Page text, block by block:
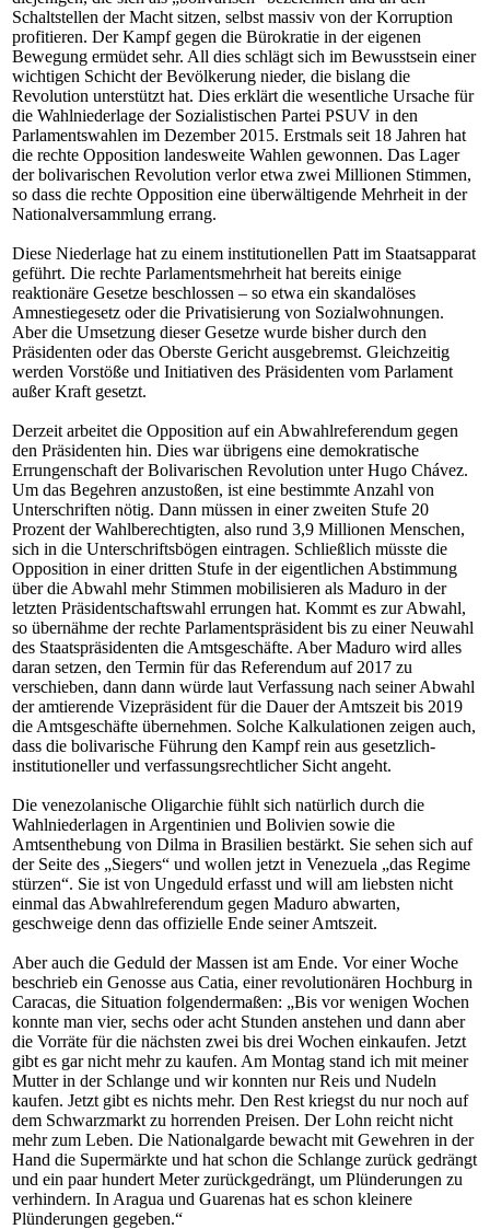
Schaltstellen der Macht sitzen, selbst massiv von der Korruption
profitieren. Der Kampf gegen die Bürokratie in der eigenen
Bewegung ermüdet sehr. All dies schlägt sich im Bewusstsein einer
wichtigen Schicht der Bevölkerung nieder, die bislang die
Revolution unterstützt hat. Dies erklärt die wesentliche Ursache für
die Wahlniederlage der Sozialistischen Partei PSUV in den
Parlamentswahlen im Dezember 2015. Erstmals seit 18 Jahren hat
die rechte Opposition landesweite Wahlen gewonnen. Das Lager
der bolivarischen Revolution verlor etwa zwei Millionen Stimmen,
so dass die rechte Opposition eine überwältigende Mehrheit in der
Nationalversammlung errang.
Diese Niederlage hat zu einem institutionellen Patt im Staatsapparat
geführt. Die rechte Parlamentsmehrheit hat bereits einige
reaktionäre Gesetze beschlossen – so etwa ein skandalöses
Amnestiegesetz oder die Privatisierung von Sozialwohnungen.
Aber die Umsetzung dieser Gesetze wurde bisher durch den
Präsidenten oder das Oberste Gericht ausgebremst. Gleichzeitig
werden Vorstöße und Initiativen des Präsidenten vom Parlament
außer Kraft gesetzt.
Derzeit arbeitet die Opposition auf ein Abwahlreferendum gegen
den Präsidenten hin. Dies war übrigens eine demokratische
Errungenschaft der Bolivarischen Revolution unter Hugo Chávez.
Um das Begehren anzustoßen, ist eine bestimmte Anzahl von
Unterschriften nötig. Dann müssen in einer zweiten Stufe 20
Prozent der Wahlberechtigten, also rund 3,9 Millionen Menschen,
sich in die Unterschriftsbögen eintragen. Schließlich müsste die
Opposition in einer dritten Stufe in der eigentlichen Abstimmung
über die Abwahl mehr Stimmen mobilisieren als Maduro in der
letzten Präsidentschaftswahl errungen hat. Kommt es zur Abwahl,
so übernähme der rechte Parlamentspräsident bis zu einer Neuwahl
des Staatspräsidenten die Amtsgeschäfte. Aber Maduro wird alles
daran setzen, den Termin für das Referendum auf 2017 zu
verschieben, dann dann würde laut Verfassung nach seiner Abwahl
der amtierende Vizepräsident für die Dauer der Amtszeit bis 2019
die Amtsgeschäfte übernehmen. Solche Kalkulationen zeigen auch,
dass die bolivarische Führung den Kampf rein aus gesetzlich-
institutioneller und verfassungsrechtlicher Sicht angeht.
Die venezolanische Oligarchie fühlt sich natürlich durch die
Wahlniederlagen in Argentinien und Bolivien sowie die
Amtsenthebung von Dilma in Brasilien bestärkt. Sie sehen sich auf
der Seite des „Siegers“ und wollen jetzt in Venezuela „das Regime
stürzen“. Sie ist von Ungeduld erfasst und will am liebsten nicht
einmal das Abwahlreferendum gegen Maduro abwarten,
geschweige denn das offizielle Ende seiner Amtszeit.
Aber auch die Geduld der Massen ist am Ende. Vor einer Woche
beschrieb ein Genosse aus Catia, einer revolutionären Hochburg in
Caracas, die Situation folgendermaßen: „Bis vor wenigen Wochen
konnte man vier, sechs oder acht Stunden anstehen und dann aber
die Vorräte für die nächsten zwei bis drei Wochen einkaufen. Jetzt
gibt es gar nicht mehr zu kaufen. Am Montag stand ich mit meiner
Mutter in der Schlange und wir konnten nur Reis und Nudeln
kaufen. Jetzt gibt es nichts mehr. Den Rest kriegst du nur noch auf
dem Schwarzmarkt zu horrenden Preisen. Der Lohn reicht nicht
mehr zum Leben. Die Nationalgarde bewacht mit Gewehren in der
Hand die Supermärkte und hat schon die Schlange zurück gedrängt
und ein paar hundert Meter zurückgedrängt, um Plünderungen zu
verhindern. In Aragua und Guarenas hat es schon kleinere
Plünderungen gegeben.“